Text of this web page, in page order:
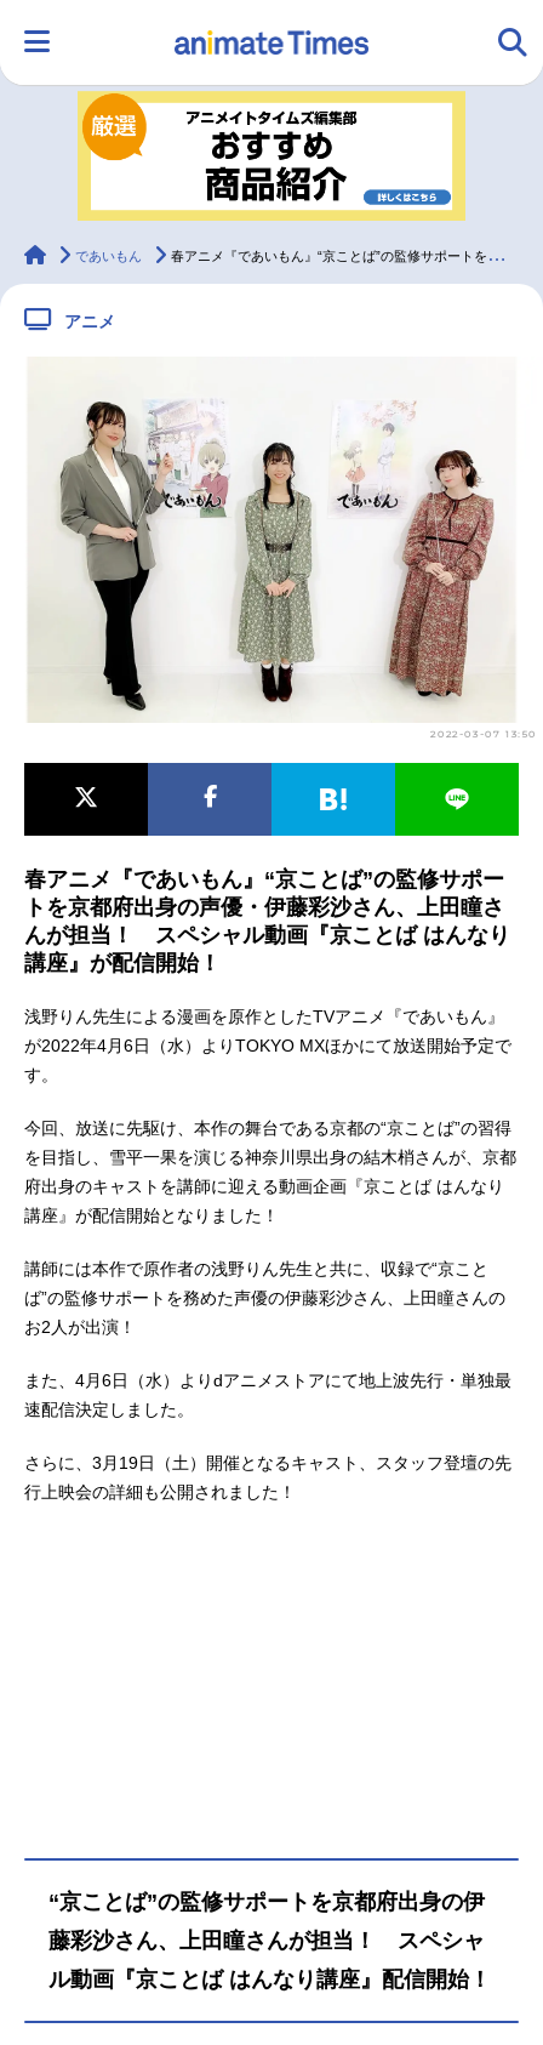
ランキング アニメ
ラジオ
配信・Vtuber
最新記事一覧
アニメ記事一覧 声優記事一覧
アニメ映画一覧 実写化映画一覧
今期アニメ曜日別一覧
男性声優/女性声優一覧
animateTimes
であいもん 春アニメ『であいもん』“京ことば”の監修サポートを伊藤彩沙、上田瞳が担当
アニメ
2022-03-07 13:50
春アニメ『であいもん』“京ことば”の監修サポー
トを京都府出身の声優・伊藤彩沙さん、上田瞳さ
んが担当！ スペシャル動画『京ことば はんなり
講座』が配信開始！
浅野りん先生による漫画を原作としたTVアニメ『であいもん』
が2022年4月6日（水）よりTOKYO MXほかにて放送開始予定で
す。
今回、放送に先駆け、本作の舞台である京都の“京ことば”の習得
を目指し、雪平一果を演じる神奈川県出身の結木梢さんが、京都
府出身のキャストを講師に迎える動画企画『京ことば はんなり
講座』が配信開始となりました！
講師には本作で原作者の浅野りん先生と共に、収録で“京こと
ば”の監修サポートを務めた声優の伊藤彩沙さん、上田瞳さんの
お2人が出演！
また、4月6日（水）よりdアニメストアにて地上波先行・単独最
速配信決定しました。
さらに、3月19日（土）開催となるキャスト、スタッフ登壇の先
行上映会の詳細も公開されました！
“京ことば”の監修サポートを京都府出身の伊
藤彩沙さん、上田瞳さんが担当！ スペシャ
ル動画『京ことば はんなり講座』配信開始！